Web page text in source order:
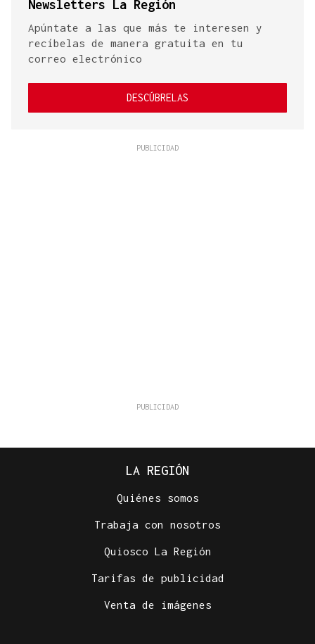
Newsletters La Región
Apúntate a las que más te interesen y
recíbelas de manera gratuita en tu
correo electrónico
DESCÚBRELAS
LA REGIÓN
Quiénes somos
Trabaja con nosotros
Quiosco La Región
Tarifas de publicidad
Venta de imágenes